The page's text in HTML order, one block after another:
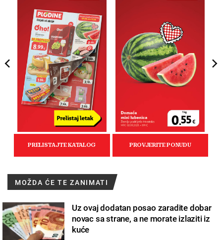
MOŽDA ĆE TE ZANIMATI
Uz ovaj dodatan posao zaradite dobar
novac sa strane, a ne morate izlaziti iz
kuće